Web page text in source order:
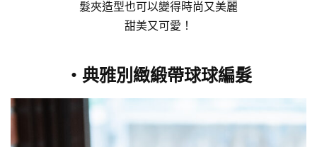
髮夾造型也可以變得時尚又美麗
甜美又可愛！
・典雅別緻緞帶球球編髮